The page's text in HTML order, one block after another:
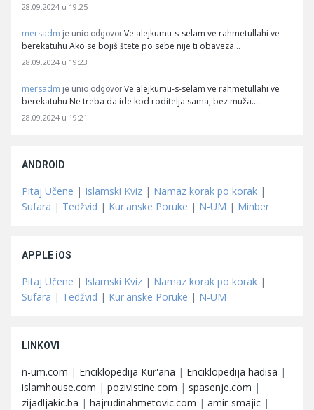
28.09.2024 u 19:25
mersadm je unio odgovor Ve alejkumu-s-selam ve rahmetullahi ve
berekatuhu Ako se bojiš štete po sebe nije ti obaveza…
28.09.2024 u 19:23
mersadm je unio odgovor Ve alejkumu-s-selam ve rahmetullahi ve
berekatuhu Ne treba da ide kod roditelja sama, bez muža.…
28.09.2024 u 19:21
ANDROID
Pitaj Učene | Islamski Kviz | Namaz korak po korak |
Sufara | Tedžvid | Kur'anske Poruke | N-UM | Minber
APPLE iOS
Pitaj Učene | Islamski Kviz | Namaz korak po korak |
Sufara | Tedžvid | Kur'anske Poruke | N-UM
LINKOVI
n-um.com | Enciklopedija Kur'ana | Enciklopedija hadisa |
islamhouse.com | pozivistine.com | spasenje.com |
zijadljakic.ba | hajrudinahmetovic.com | amir-smajic |